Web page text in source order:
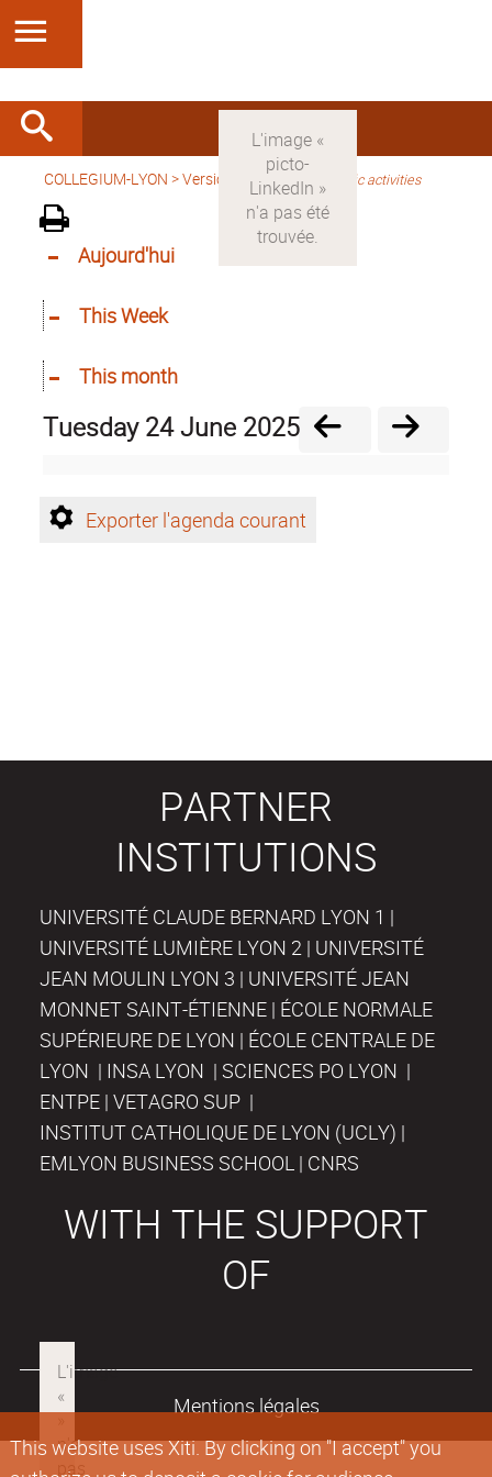
This website uses Xiti. By clicking on "I accept" you
COLLEGIUM-LYON >Version anglaise > Scientific activities
Aujourd'hui
This Week
This month
Tuesday 24 June 2025
Exporter l'agenda courant
PARTNER
INSTITUTIONS
UNIVERSITÉ CLAUDE BERNARD LYON 1 |
UNIVERSITÉ LUMIÈRE LYON 2 | UNIVERSITÉ
JEAN MOULIN LYON 3 | UNIVERSITÉ JEAN
MONNET SAINT-ÉTIENNE | ÉCOLE NORMALE
SUPÉRIEURE DE LYON | ÉCOLE CENTRALE DE
LYON | INSA LYON | SCIENCES PO LYON |
ENTPE | VETAGRO SUP |
INSTITUT CATHOLIQUE DE LYON (UCLY) |
EMLYON BUSINESS SCHOOL | CNRS
WITH THE SUPPORT
OF
Mentions légales